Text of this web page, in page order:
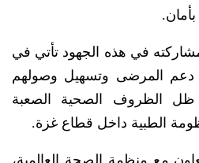
مشاركته في هذه الجهود تأتي في
دعم المرضى وتسهيل وصولهم
ظل الظروف الصحية الصعبة
الطبية داخل قطاع غزة.
مع منظمة الصحة العالمية،